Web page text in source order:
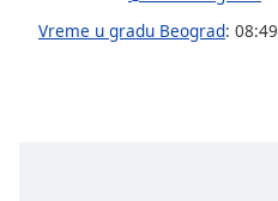
Vreme u gradu Beograd: 08:49